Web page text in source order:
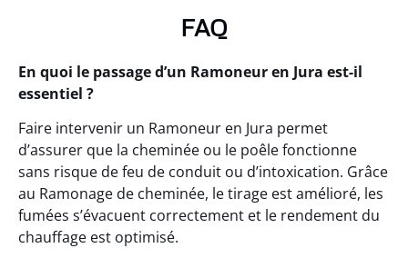
FAQ
En quoi le passage d’un Ramoneur en Jura est-il
essentiel ?
Faire intervenir un Ramoneur en Jura permet
d’assurer que la cheminée ou le poêle fonctionne
sans risque de feu de conduit ou d’intoxication. Grâce
au Ramonage de cheminée, le tirage est amélioré, les
fumées s’évacuent correctement et le rendement du
chauffage est optimisé.